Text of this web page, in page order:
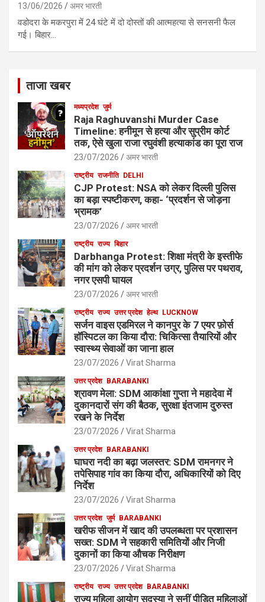
13/06/2026 अमर भारती
वडोदरा के मकरपुरा में 24 घंटे में दो दोस्तों की आत्महत्या से सनसनी फैल
गई। बिहार…
ताजा खबर
मध्यप्रदेश जुर्म
Raja Raghuvanshi Murder Case
Timeline: हनीमून से हत्या और सुप्रीम कोर्ट
तक, ऐसे खुला राजा रघुवंशी हत्याकांड का पूरा राज
23/07/2026 अमर भारती
राष्ट्रीय राजनीति DELHI
CJP Protest: NSA को लेकर दिल्ली पुलिस
का बड़ा स्पष्टीकरण, कहा- ‘प्रदर्शन से जोड़ना
भ्रामक’
23/07/2026 अमर भारती
राष्ट्रीय राज्य बिहार
Darbhanga Protest: शिक्षा मंत्री के इस्तीफे
की मांग को लेकर प्रदर्शन उग्र, पुलिस पर पथराव,
नगर एसपी घायल
23/07/2026 अमर भारती
राष्ट्रीय राज्य उत्तर प्रदेश हेल्थ LUCKNOW
सर्जन वाइस एडमिरल ने कानपुर के 7 एयर फ़ोर्स
हॉस्पिटल का किया दौरा: चिकित्सा तैयारियों और
स्वास्थ्य सेवाओं का जाना हाल
23/07/2026 Virat Sharma
उत्तर प्रदेश BARABANKI
श्रावण मेला: SDM आकांक्षा गुप्ता ने महादेवा में
दुकानदारों संग की बैठक, सुरक्षा इंतजाम दुरुस्त
रखने के निर्देश
23/07/2026 Virat Sharma
उत्तर प्रदेश BARABANKI
घाघरा नदी का बढ़ा जलस्तर: SDM रामनगर ने
तपेसिपाह गांव का किया दौरा, अधिकारियों को दिए
निर्देश
23/07/2026 Virat Sharma
उत्तर प्रदेश जुर्म BARABANKI
खरीफ सीजन में खाद की उपलब्धता पर प्रशासन
सख्त: SDM ने सहकारी समितियों और निजी
दुकानों का किया औचक निरीक्षण
23/07/2026 Virat Sharma
राष्ट्रीय राज्य उत्तर प्रदेश BARABANKI
राज्य महिला आयोग सदस्या ने सुनीं पीड़ित महिलाओं